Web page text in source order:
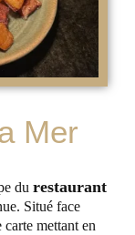
Mer
du restaurant
Situé face
mettant en